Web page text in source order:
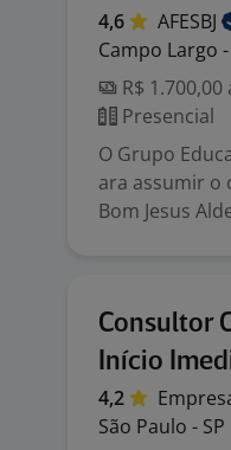
4,6
AFESBJ
Campo Largo -
R$ 1.700,00
Presencial
O Grupo
ara assumir o
Bom Jesus
Consultor
Início
4,2
São Paulo - SP